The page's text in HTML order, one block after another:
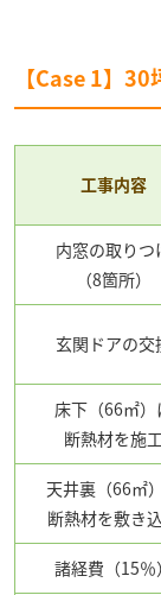
【Case 1】
工事内容
内窓の取りつ
（8箇所）
玄関ドアの交
床下（66㎡）
断熱材を施工
天井裏（66㎡
断熱材を敷き
諸経費（15％）